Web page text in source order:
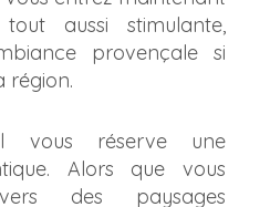
aussi stimulante,
provençale si
région.
vous réserve une
Alors que vous
des paysages